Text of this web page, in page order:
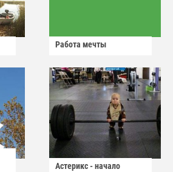
Работа мечты
Астерикс - начало